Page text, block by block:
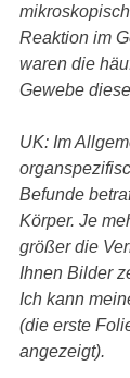
Reaktion im
waren die
Gewebe
UK: Im
Befunde
Körper. Je
größer die
Ihnen Bilder
Ich kann
(die erste
angezeigt).